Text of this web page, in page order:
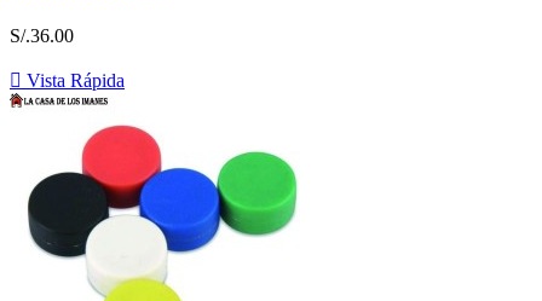
S/.36.00
 Vista Rápida